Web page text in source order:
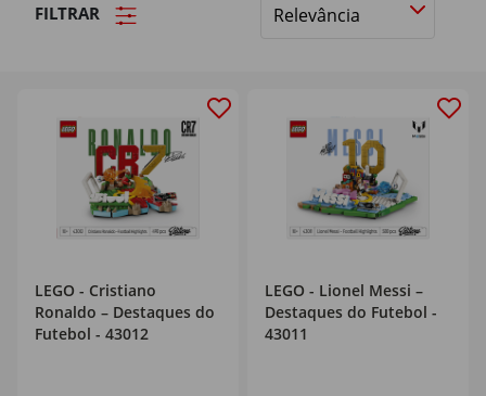
FILTRAR
Ordenar
LEGO - Cristiano
Ronaldo – Destaques do
Futebol - 43012
LEGO - Lionel Messi –
Destaques do Futebol -
43011